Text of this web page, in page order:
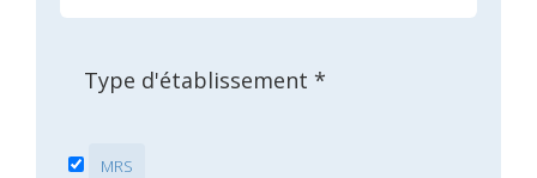
Type d'établissement *
MRS